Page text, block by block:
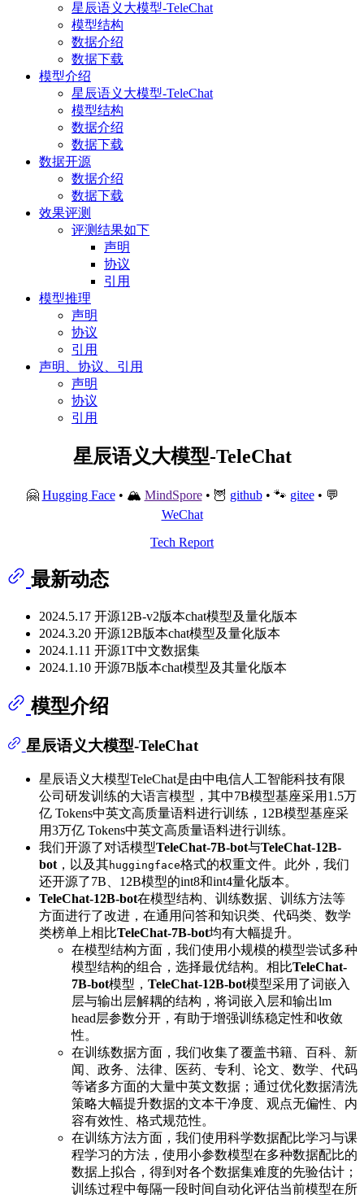
星辰语义大模型-TeleChat
模型结构
数据介绍
数据下载
模型介绍
星辰语义大模型-TeleChat
模型结构
数据介绍
数据下载
数据开源
数据介绍
数据下载
效果评测
评测结果如下
声明
协议
引用
模型推理
声明
协议
引用
声明、协议、引用
声明
协议
引用
星辰语义大模型-TeleChat
🤗 Hugging Face• 🏔 MindSpore️ • 🦉 github️ • 🐾 gitee️ • 💬
WeChat
Tech Report
最新动态
2024.5.17 开源12B-v2版本chat模型及量化版本
2024.3.20 开源12B版本chat模型及量化版本
2024.1.11 开源1T中文数据集
2024.1.10 开源7B版本chat模型及其量化版本
模型介绍
星辰语义大模型-TeleChat
星辰语义大模型TeleChat是由中电信人工智能科技有限
公司研发训练的大语言模型，其中7B模型基座采用1.5万
亿 Tokens中英文高质量语料进行训练，12B模型基座采
用3万亿 Tokens中英文高质量语料进行训练。
我们开源了对话模型TeleChat-7B-bot与TeleChat-12B-
bot，以及其huggingface格式的权重文件。此外，我们
还开源了7B、12B模型的int8和int4量化版本。
TeleChat-12B-bot在模型结构、训练数据、训练方法等
方面进行了改进，在通用问答和知识类、代码类、数学
类榜单上相比TeleChat-7B-bot均有大幅提升。
在模型结构方面，我们使用小规模的模型尝试多种
模型结构的组合，选择最优结构。相比TeleChat-
7B-bot模型， TeleChat-12B-bot模型采用了词嵌入
层与输出层解耦的结构，将词嵌入层和输出lm
head层参数分开，有助于增强训练稳定性和收敛
性。
在训练数据方面，我们收集了覆盖书籍、百科、新
闻、政务、法律、医药、专利、论文、数学、代码
等诸多方面的大量中英文数据；通过优化数据清洗
策略大幅提升数据的文本干净度、观点无偏性、内
容有效性、格式规范性。
在训练方法方面，我们使用科学数据配比学习与课
程学习的方法，使用小参数模型在多种数据配比的
数据上拟合，得到对各个数据集难度的先验估计；
训练过程中每隔一段时间自动化评估当前模型在所